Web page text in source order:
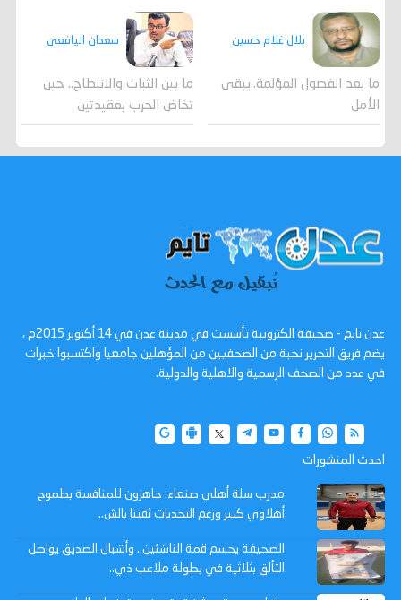
بلال غلام حسين
ما بعد الفصول المؤلمة..يبقى
الأمل
سعدان اليافعي
ما بين الثبات والانبطاح.. حين
تخاض الحرب بعقيدتين
عدن تايم - صحيفة الكترونية تأسست في مدينة عدن في 14 أكتوبر 2015م ،
يضم فريق التحرير نخبة من الصحفيين من المؤهلين جامعيا واكتسبوا خبرات
في عدد من الصحف الرسمية والاهلية والدولية.
احدث المنشورات
مدرب سلة أهلي صنعاء: جاهزون للمنافسة بطموح
أهلاوي كبير ورغم التحديات ثقتنا بالش..
الصحيفة يحسم قمة الناشئين.. وأشبال الصديق يواصل
التألق بثلاثية في بطولة ملاعب ذي..